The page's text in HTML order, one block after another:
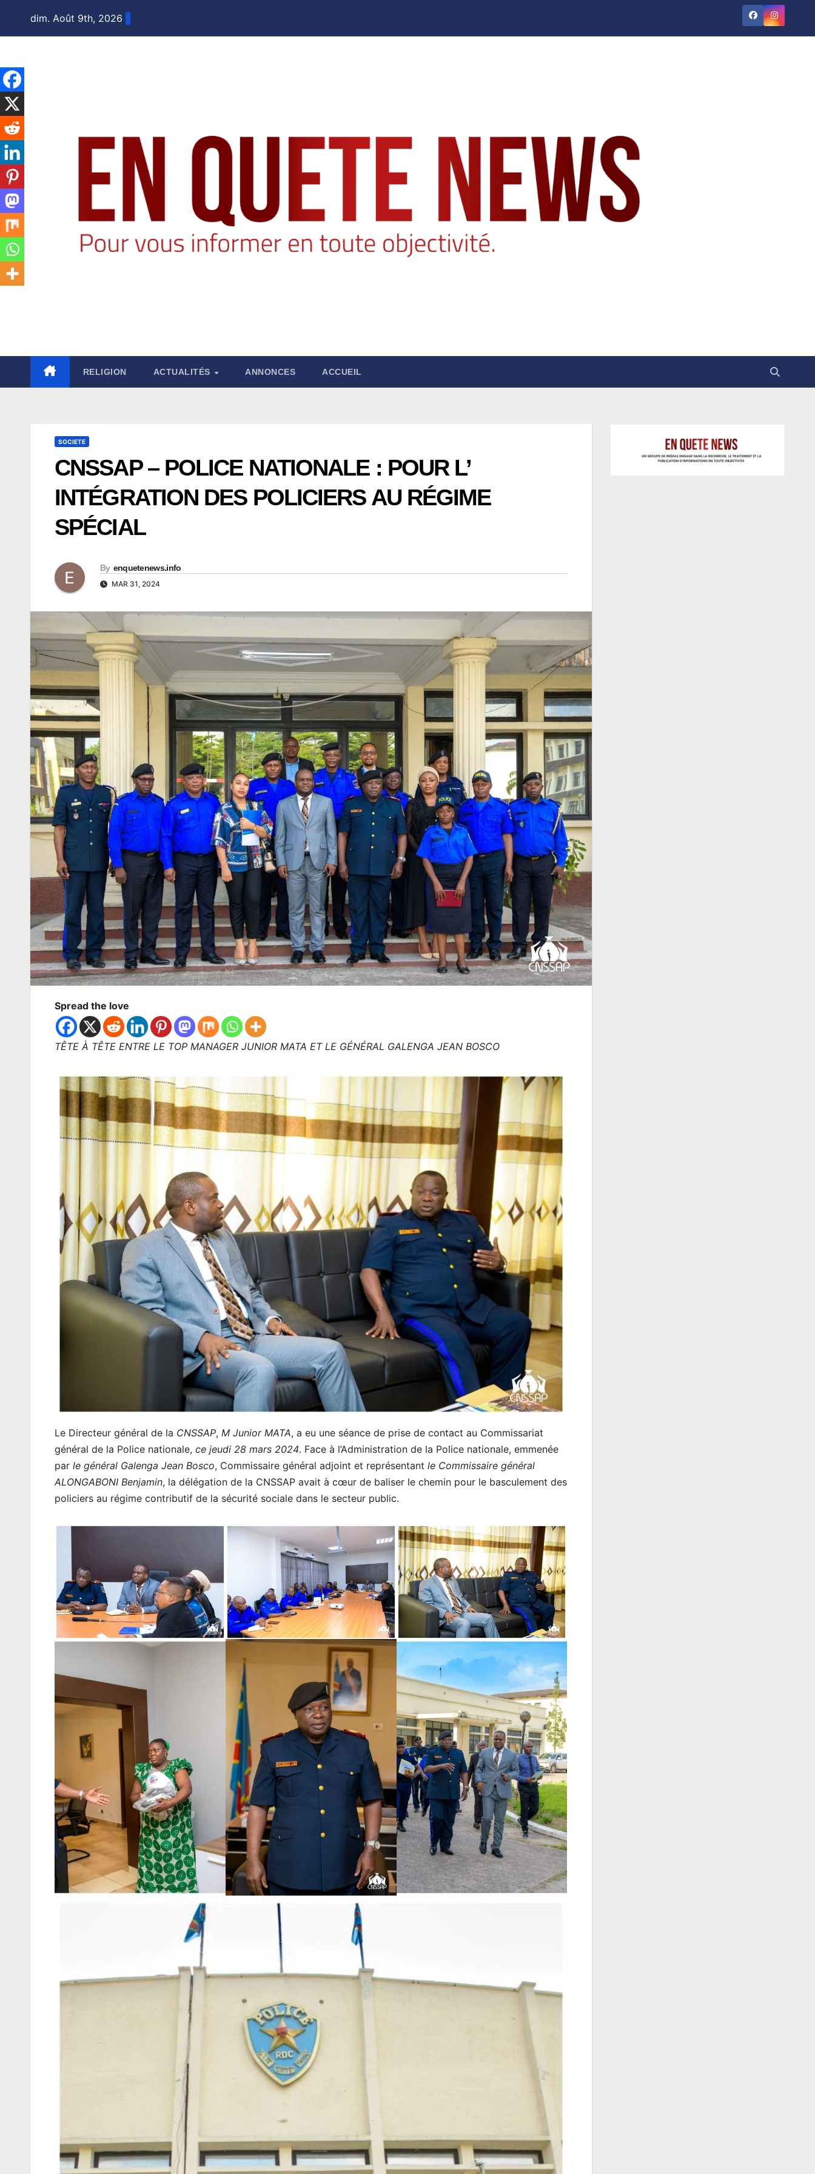
dim. Août 9th, 2026
RELIGION ACTUALITÉS ANNONCES ACCUEIL
SOCIETE
CNSSAP – POLICE NATIONALE : POUR L’
INTÉGRATION DES POLICIERS AU RÉGIME
SPÉCIAL
By enquetenews.info
MAR 31, 2024
Spread the love
TÊTE À TÊTE ENTRE LE TOP MANAGER JUNIOR MATA ET LE GÉNÉRAL GALENGA JEAN BOSCO
Le Directeur général de la CNSSAP, M Junior MATA, a eu une séance de prise de contact au Commissariat
général de la Police nationale, ce jeudi 28 mars 2024. Face à l’Administration de la Police nationale, emmenée
par le général Galenga Jean Bosco, Commissaire général adjoint et représentant le Commissaire général
ALONGABONI Benjamin, la délégation de la CNSSAP avait à cœur de baliser le chemin pour le basculement des
policiers au régime contributif de la sécurité sociale dans le secteur public.